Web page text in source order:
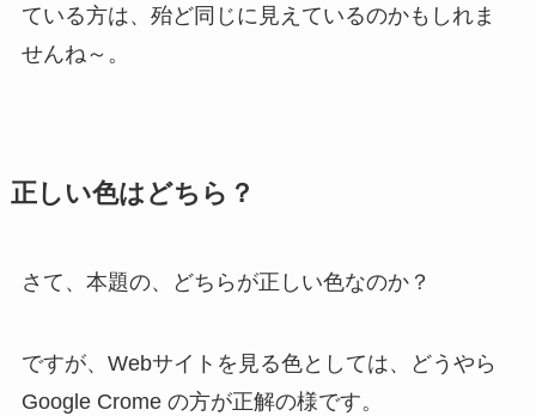
ている方は、殆ど同じに見えているのかもしれま
せんね～。
正しい色はどちら？
さて、本題の、どちらが正しい色なのか？
ですが、Webサイトを見る色としては、どうやら
Google Crome の方が正解の様です。